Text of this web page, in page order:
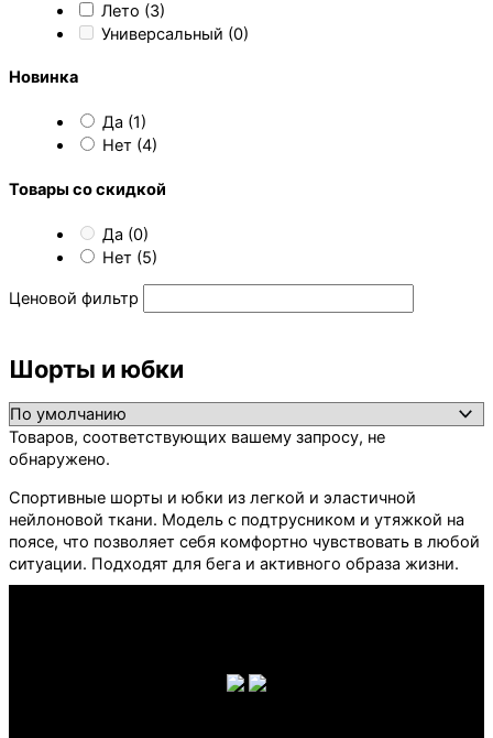
Лето (3)
Универсальный (0)
Новинка
Да (1)
Нет (4)
Товары со скидкой
Да (0)
Нет (5)
Ценовой фильтр
Шорты и юбки
Товаров, соответствующих вашему запросу, не
обнаружено.
Спортивные шорты и юбки из легкой и эластичной
нейлоновой ткани. Модель с подтрусником и утяжкой на
поясе, что позволяет себя комфортно чувствовать в любой
ситуации. Подходят для бега и активного образа жизни.